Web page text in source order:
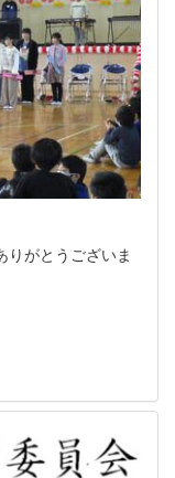
りがとうございま